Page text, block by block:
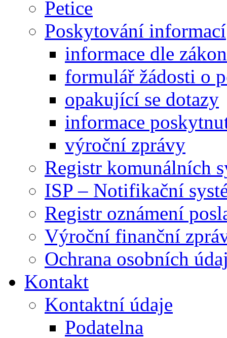
Petice
Poskytování informací
informace dle
formulář žádosti o
opakující se dotazy
informace
výroční zprávy
Registr komunálních
ISP – Notifikační
Registr oznámení
Výroční finanční
Ochrana osobních
Kontakt
Kontaktní údaje
Podatelna